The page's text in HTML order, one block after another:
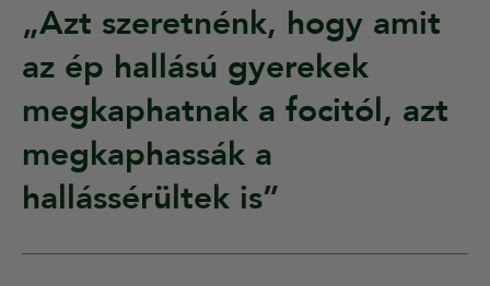
„Azt szeretnénk, hogy amit
az ép hallású gyerekek
megkaphatnak a focitól, azt
megkaphassák a
hallássérültek is”